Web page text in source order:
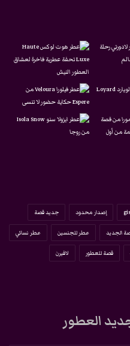
إصدار محدود جديد قصة
الجديد عطر للجنسين عطر نسائي
قصة للعطور لافيرن
العطور